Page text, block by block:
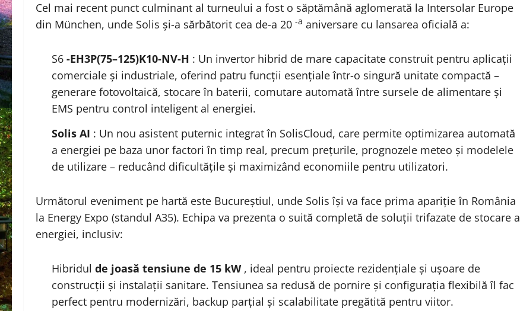
Cel mai recent punct culminant al turneului a fost o săptămână aglomerată la Intersolar Europe
din München, unde Solis și-a sărbătorit cea de-a 20 -a aniversare cu lansarea oficială a:
S6 -EH3P(75–125)K10-NV-H : Un invertor hibrid de mare capacitate construit pentru aplicații
comerciale și industriale, oferind patru funcții esențiale într-o singură unitate compactă –
generare fotovoltaică, stocare în baterii, comutare automată între sursele de alimentare și
EMS pentru control inteligent al energiei.
Solis AI : Un nou asistent puternic integrat în SolisCloud, care permite optimizarea automată
a energiei pe baza unor factori în timp real, precum prețurile, prognozele meteo și modelele
de utilizare – reducând dificultățile și maximizând economiile pentru utilizatori.
Următorul eveniment pe hartă este Bucureștiul, unde Solis își va face prima apariție în România
la Energy Expo (standul A35). Echipa va prezenta o suită completă de soluții trifazate de stocare a
energiei, inclusiv:
Hibridul de joasă tensiune de 15 kW, ideal pentru proiecte rezidențiale și ușoare de
construcții și instalații sanitare. Tensiunea sa redusă de pornire și configurația flexibilă îl fac
perfect pentru modernizări, backup parțial și scalabilitate pregătită pentru viitor.